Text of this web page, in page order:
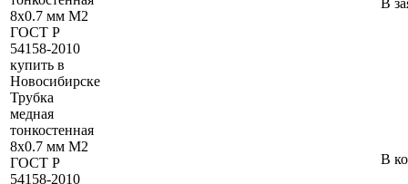
Трубка
медная
тонкостенная
8х0.7 мм М2
ГОСТ Р
54158-2010
В